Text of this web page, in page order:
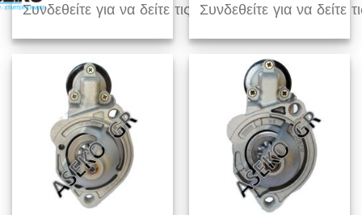
Συνδεθείτε για να δείτε τις τιμέςΣυνδεθείτε για να δείτε